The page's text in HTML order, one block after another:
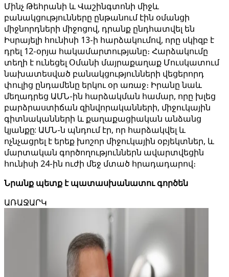
Մինչ Թեհրանի և Վաշինգտոնի միջև
բանակցությունները ընթանում էին օմանցի
միջնորդների միջոցով, դրանք ընդհատվել են
Իսրայելի հունիսի 13-ի հարձակումով, որը սկիզբ է
դրել 12-օրյա հակամարտությանը։ Հարձակումը
տեղի է ունեցել Օմանի մայրաքաղաք Մուսկատում
նախատեսված բանակցությունների վեցերորդ
փուլից ընդամենը երկու օր առաջ։ Իրանը նաև
մեղադրեց ԱՄՆ-ին հարձակման համար, որը խլեց
բարձրաստիճան զինվորականների, միջուկային
գիտնականների և քաղաքացիական անձանց
կյանքը: ԱՄՆ-ն պնդում էր, որ հարձակվել և
ոչնչացրել է երեք խոշոր միջուկային օբյեկտներ, և
մարտական գործողություններն ավարտվեցին
հունիսի 24-ին ուժի մեջ մտած հրադադարով։
Նրանք պետք է պատասխանատու գործեն
ԱՌԱՋԱՐԿ